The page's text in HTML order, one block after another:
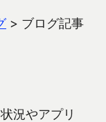
> ブログ記事
況やアプリ